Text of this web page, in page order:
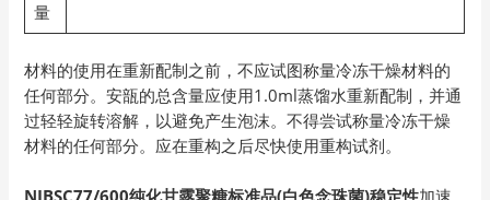
量
材料的使用在重新配制之前，不应试图称量冷冻干燥材料的
任何部分。安瓿的总含量应使用1.0ml蒸馏水重新配制，并通
过轻轻旋转溶解，以避免产生泡沫。不得尝试称量冷冻干燥
材料的任何部分。应在重构之后尽快使用重构试剂。